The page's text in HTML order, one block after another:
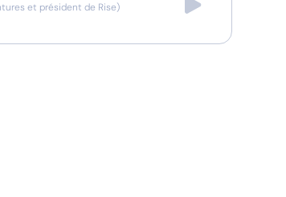
et président de Rise)